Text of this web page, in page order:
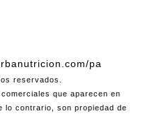
pa
reservados.
que aparecen en
lo contrario, son propiedad de